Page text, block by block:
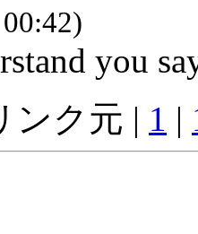
you
ンク元 | 1 |